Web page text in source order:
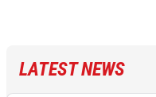
LATEST NEWS